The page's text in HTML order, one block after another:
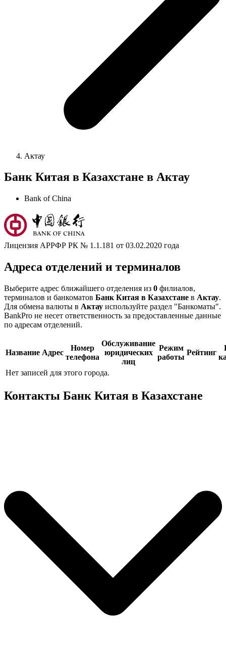
Актау
Банк Китая в Казахстане в Актау
Bank of China
Лицензия АРРФР РК № 1.1.181 от 03.02.2020 года
Адреса отделений и терминалов
Выберите адрес ближайшего отделения из 0 филиалов,
терминалов и банкоматов Банк Китая в Казахстане в Актау.
Для обмена валюты в Актау используйте раздел "Банкоматы".
BankPro не несет ответственность за предоставленные данные
по адресам отделений.
Название Адрес
Номер
телефона
Обслуживание
юридических
лиц
Режим
работы
Рейтинг
Нет записей для этого города.
Контакты Банк Китая в Казахстане